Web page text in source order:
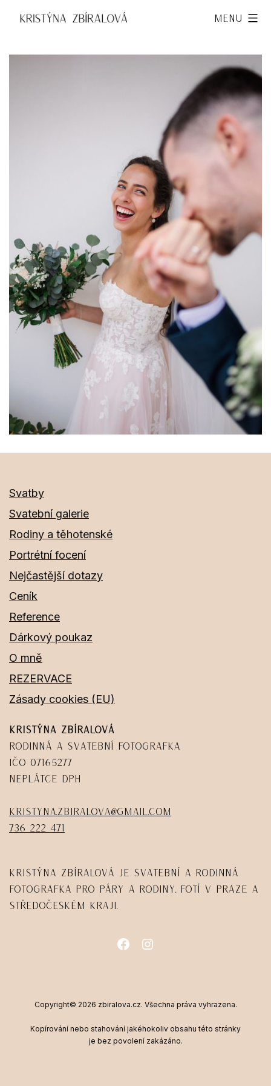
obsahu
Kristýna
Menu
Svatby
Svatební galerie
Rodiny a těhotenské
Portrétní focení
Nejčastější dotazy
Ceník
Reference
Dárkový poukaz
O mně
REZERVACE
Zásady cookies (EU)
Kristýna Zbíralová
Rodinná a svatební fotografka
IČO 07165277
Neplátce DPH
kristyna.zbiralova@gmail.com
736 222 471
Kristýna Zbíralová je svatební a rodinná
fotografka pro páry a rodiny. Fotí v Praze a
Středočeském kraji.
Copyright© 2026 zbiralova.cz. Všechna práva vyhrazena.
Kopírování nebo stahování jakéhokoliv obsahu této stránky
je bez povolení zakázáno.